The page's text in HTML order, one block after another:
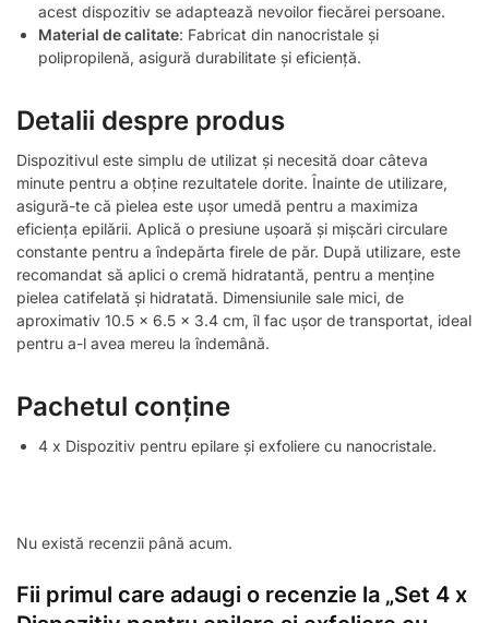
acest dispozitiv se adaptează nevoilor fiecărei persoane.
Material de calitate: Fabricat din nanocristale și
polipropilenă, asigură durabilitate și eficiență.
Detalii despre produs
Dispozitivul este simplu de utilizat și necesită doar câteva
minute pentru a obține rezultatele dorite. Înainte de utilizare,
asigură-te că pielea este ușor umedă pentru a maximiza
eficiența epilării. Aplică o presiune ușoară și mișcări circulare
constante pentru a îndepărta firele de păr. După utilizare, este
recomandat să aplici o cremă hidratantă, pentru a menține
pielea catifelată și hidratată. Dimensiunile sale mici, de
aproximativ 10.5 x 6.5 x 3.4 cm, îl fac ușor de transportat, ideal
pentru a-l avea mereu la îndemână.
Pachetul conține
4 x Dispozitiv pentru epilare și exfoliere cu nanocristale.
Nu există recenzii până acum.
Fii primul care adaugi o recenzie la „Set 4 x